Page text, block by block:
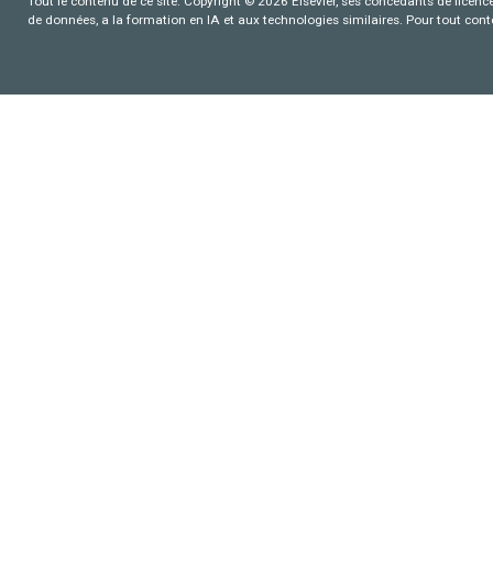
de données, a la formation en IA et aux technologies similaires. Pour tout